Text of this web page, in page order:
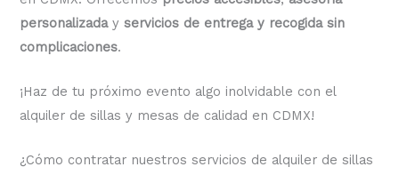
personalizadayservicios de entrega y recogida sin
complicaciones.
¡Haz de tu próximo evento algo inolvidable con el
alquiler de sillas y mesas de calidad en CDMX!
¿Cómo contratar nuestros servicios de alquiler de sillas